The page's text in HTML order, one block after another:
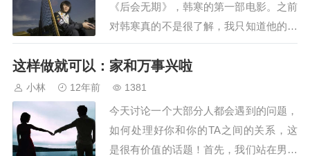
《后会无期》，韩寒的第一部电影。之前
对韩寒真的不是很了解，我只知道他的粉
丝大部分属于80后，文艺青年，很多人都
是看他的书，一路陪他走过来的！之前的
身份是作家后来是赛…
这样做就可以：家和万事兴啦
小林 12年前 1381
今天讨论一个大部分人都会遇到的问题，
如何处理好你和你的TA之间的关系，这
是很有价值的话题！首先，我们站在男人